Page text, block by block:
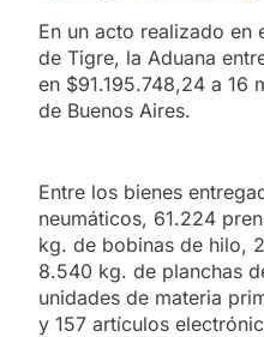
En un acto realizado en
de Tigre, la Aduana
en $91.195.748,24 a 16
de Buenos Aires.
Entre los bienes
neumáticos, 61.224
kg. de bobinas de hilo,
8.540 kg. de planchas
unidades de materia
y 157 artículos